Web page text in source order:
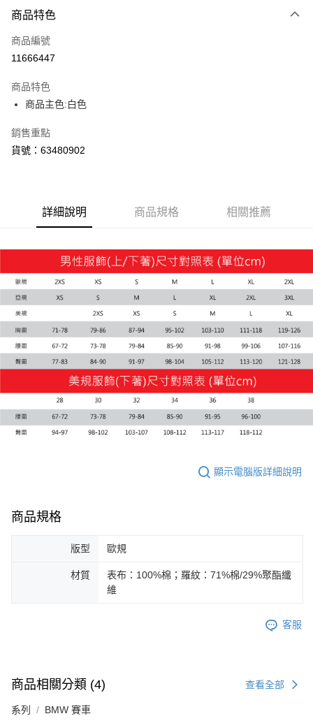
付款後全家取貨
每筆NT$100，滿NT$1,800(含以上)免運費
付款後7-11取貨
每筆NT$100，滿NT$1,800(含以上)免運費
宅配(離島恕不配送)
宅配貨到付款(離島恕不配送)
商品特色
商品編號
11666447
商品特色
商品主色:白色
銷售重點
貨號：63480902
詳細說明 商品規格 相關推薦
顯示電腦版詳細說明
商品規格
版型 歐規
材質
表布：100%棉；羅紋：71%棉/29%聚酯纖
維
客服
商品相關分類 (4) 查看全部
系列 BMW 賽車